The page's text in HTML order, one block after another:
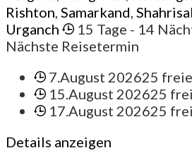
Rishton Samarkand
Urganch
15 Tage - 14
Nächste Reisetermin
7.August 202625
15.August 202625
17.August 202625
Details anzeigen